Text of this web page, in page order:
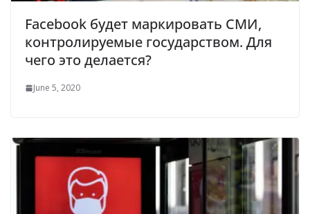
Facebook будет маркировать СМИ,
контролируемые государством. Для
чего это делается?
June 5, 2020